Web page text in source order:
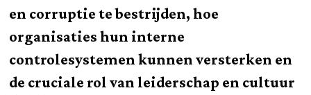
en corruptie te bestrijden, hoe
organisaties hun interne
controlesystemen kunnen versterken en
de cruciale rol van leiderschap en cultuur